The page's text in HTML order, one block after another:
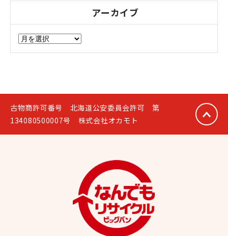
アーカイブ
ア
ー
古物商許可番号 北海道公安委員会許可 第
134080500007号 株式会社オカモト